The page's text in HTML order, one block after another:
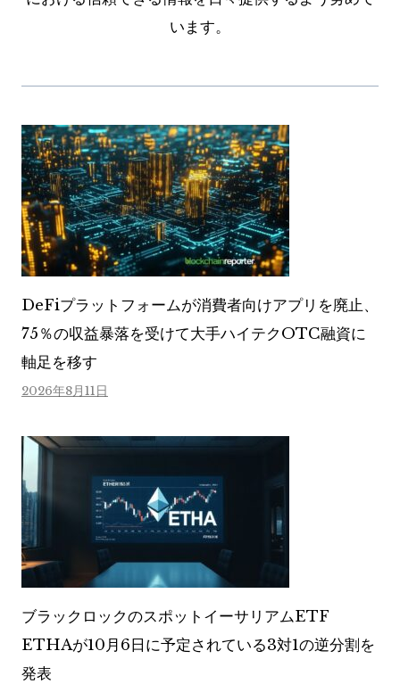
います。
DeFiプラットフォームが消費者向けアプリを廃止、
75％の収益暴落を受けて大手ハイテクOTC融資に
軸足を移す
2026年8月11日
ブラックロックのスポットイーサリアムETF
ETHAが10月6日に予定されている3対1の逆分割を
発表